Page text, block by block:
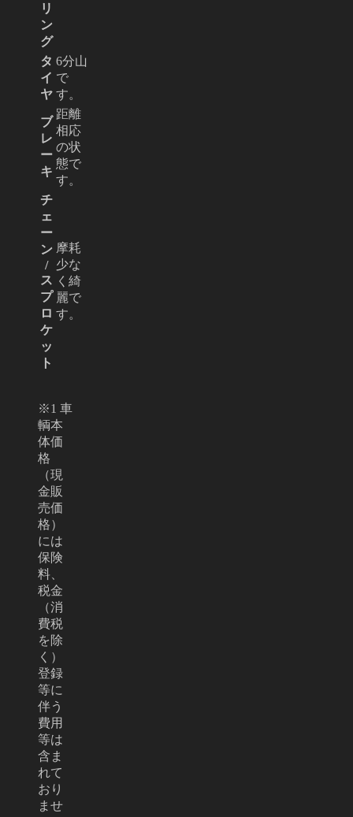
リ
ン
グ
タ
イ
ヤ
6分山
で
す。
ブ
レ
ー
キ
距離
相応
の状
態で
す。
チ
ェ
ー
ン
/
ス
プ
ロ
ケ
ッ
ト
摩耗
少な
く綺
麗で
す。
※1 車
輌本
体価
格
（現
金販
売価
格）
には
保険
料、
税金
（消
費税
を除
く）
登録
等に
伴う
費用
等は
含ま
れて
おり
ませ